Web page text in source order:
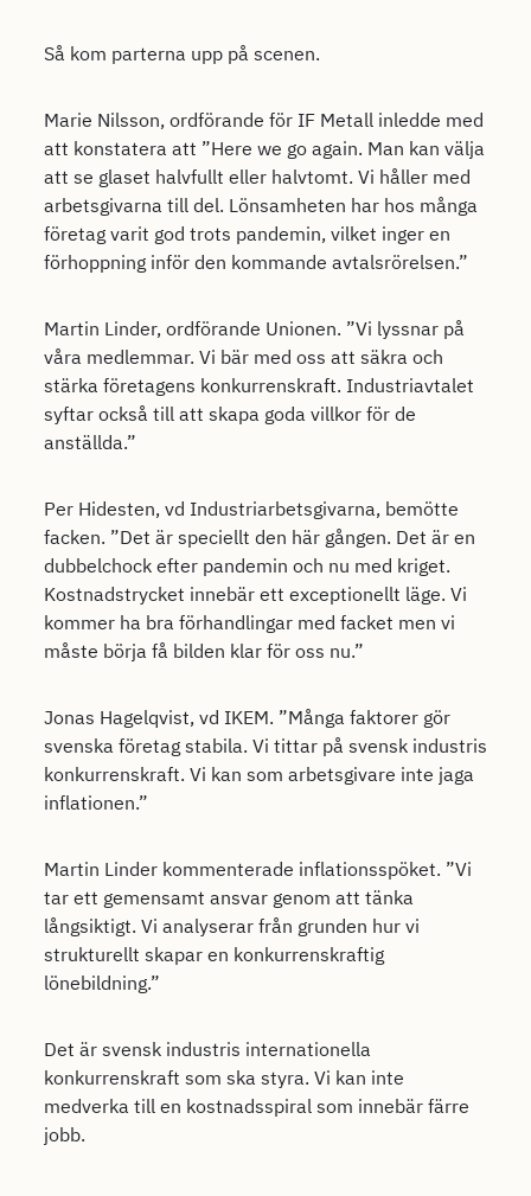
Så kom parterna upp på scenen.
Marie Nilsson, ordförande för IF Metall inledde med
att konstatera att ”Here we go again. Man kan välja
att se glaset halvfullt eller halvtomt. Vi håller med
arbetsgivarna till del. Lönsamheten har hos många
företag varit god trots pandemin, vilket inger en
förhoppning inför den kommande avtalsrörelsen.”
Martin Linder, ordförande Unionen. ”Vi lyssnar på
våra medlemmar. Vi bär med oss att säkra och
stärka företagens konkurrenskraft. Industriavtalet
syftar också till att skapa goda villkor för de
anställda.”
Per Hidesten, vd Industriarbetsgivarna, bemötte
facken. ”Det är speciellt den här gången. Det är en
dubbelchock efter pandemin och nu med kriget.
Kostnadstrycket innebär ett exceptionellt läge. Vi
kommer ha bra förhandlingar med facket men vi
måste börja få bilden klar för oss nu.”
Jonas Hagelqvist, vd IKEM. ”Många faktorer gör
svenska företag stabila. Vi tittar på svensk industris
konkurrenskraft. Vi kan som arbetsgivare inte jaga
inflationen.”
Martin Linder kommenterade inflationsspöket. ”Vi
tar ett gemensamt ansvar genom att tänka
långsiktigt. Vi analyserar från grunden hur vi
strukturellt skapar en konkurrenskraftig
lönebildning.”
Det är svensk industris internationella
konkurrenskraft som ska styra. Vi kan inte
medverka till en kostnadsspiral som innebär färre
jobb.